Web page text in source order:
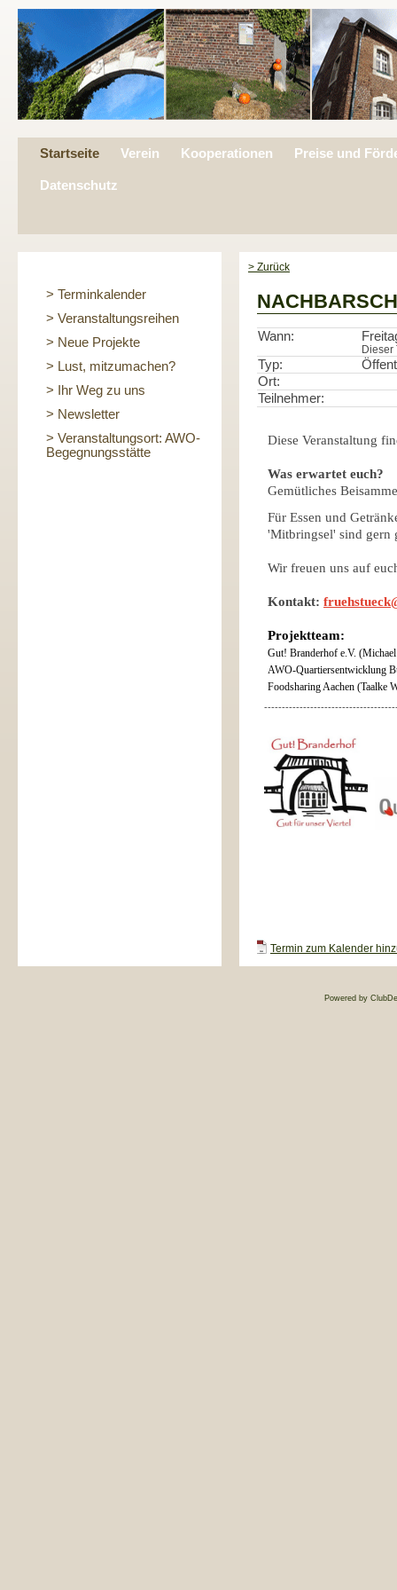
Startseite Verein Kooperationen Preise und
Datenschutz
> Terminkalender
> Veranstaltungsreihen
> Neue Projekte
> Lust, mitzumachen?
> Ihr Weg zu uns
> Newsletter
> Veranstaltungsort: AWO-
Begegnungsstätte
> Zurück
Wann:
Dieser
Typ:
Ort:
Teilnehmer:
Diese Veranstaltung
Was erwartet euch?
Gemütliches
Für Essen und
'Mitbringsel' sind gern
Wir freuen uns auf
Kontakt:
Projektteam:
Gut! Branderhof e.V.
AWO-Quartiersentwicklung
Foodsharing Aachen (Taalke
Termin zum Kalender
Powered by